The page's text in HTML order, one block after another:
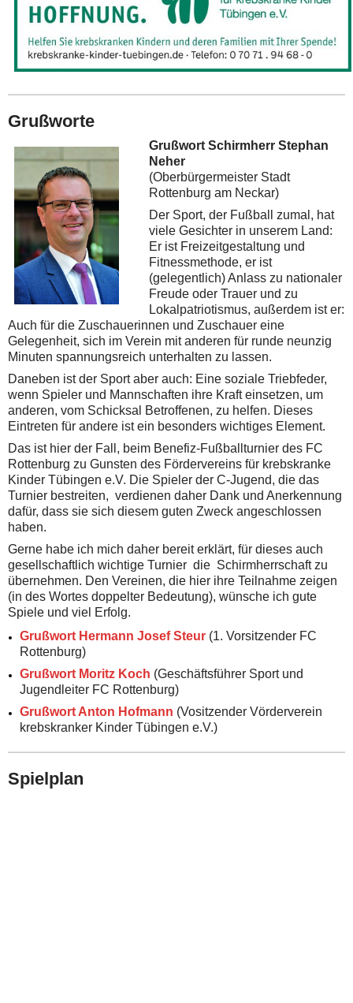
Grußworte
Grußwort Schirmherr Stephan
Neher
(Oberbürgermeister Stadt
Rottenburg am Neckar)
Der Sport, der Fußball zumal, hat
viele Gesichter in unserem Land:
Er ist Freizeitgestaltung und
Fitnessmethode, er ist
(gelegentlich) Anlass zu nationaler
Freude oder Trauer und zu
Lokalpatriotismus, außerdem ist er:
Auch für die Zuschauerinnen und Zuschauer eine
Gelegenheit, sich im Verein mit anderen für runde neunzig
Minuten spannungsreich unterhalten zu lassen.
Daneben ist der Sport aber auch: Eine soziale Triebfeder,
wenn Spieler und Mannschaften ihre Kraft einsetzen, um
anderen, vom Schicksal Betroffenen, zu helfen. Dieses
Eintreten für andere ist ein besonders wichtiges Element.
Das ist hier der Fall, beim Benefiz-Fußballturnier des FC
Rottenburg zu Gunsten des Fördervereins für krebskranke
Kinder Tübingen e.V. Die Spieler der C-Jugend, die das
Turnier bestreiten, verdienen daher Dank und Anerkennung
dafür, dass sie sich diesem guten Zweck angeschlossen
haben.
Gerne habe ich mich daher bereit erklärt, für dieses auch
gesellschaftlich wichtige Turnier die Schirmherrschaft zu
übernehmen. Den Vereinen, die hier ihre Teilnahme zeigen
(in des Wortes doppelter Bedeutung), wünsche ich gute
Spiele und viel Erfolg.
Grußwort Hermann Josef Steur (1. Vorsitzender FC
Rottenburg)
Grußwort Moritz Koch (Geschäftsführer Sport und
Jugendleiter FC Rottenburg)
Grußwort Anton Hofmann (Vositzender Vörderverein
krebskranker Kinder Tübingen e.V.)
Spielplan